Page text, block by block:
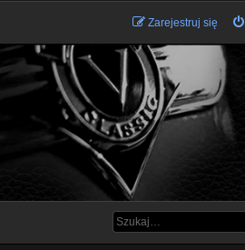
Zarejestruj się